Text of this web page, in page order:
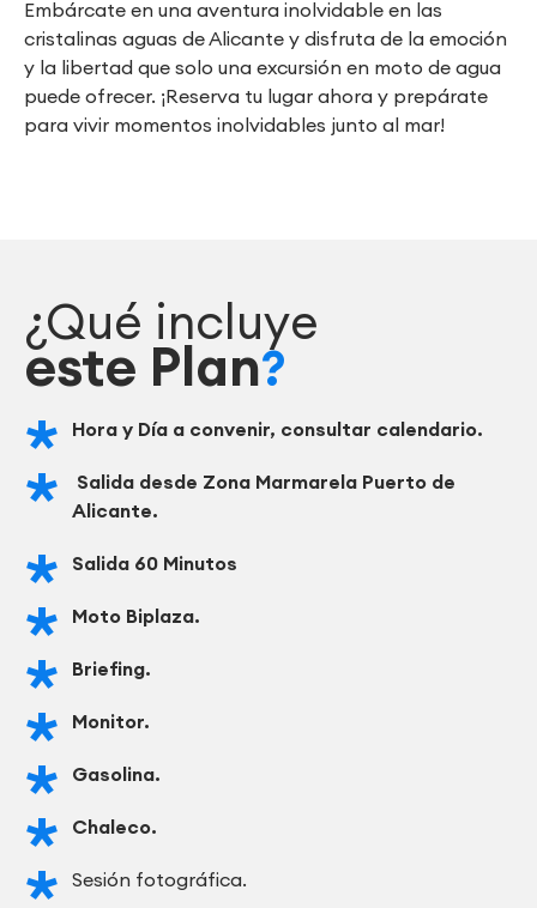
Embárcate en una aventura inolvidable en las
cristalinas aguas de Alicante y disfruta de la emoción
y la libertad que solo una excursión en moto de agua
puede ofrecer. ¡Reserva tu lugar ahora y prepárate
para vivir momentos inolvidables junto al mar!
¿Qué incluye
este Plan?
Hora y Día a convenir, consultar calendario.
Salida desde Zona Marmarela Puerto de
Alicante.
Salida 60 Minutos
Moto Biplaza.
Briefing.
Monitor.
Gasolina.
Chaleco.
Sesión fotográfica.